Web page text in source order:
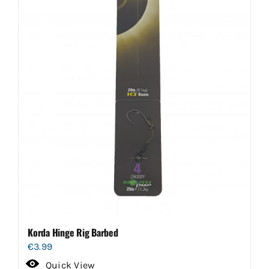
Korda Hinge Rig Barbed
€3.99
Quick View